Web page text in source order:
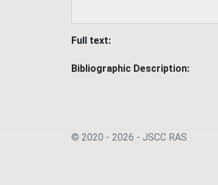
Full text:
Bibliographic Description:
© 2020 - 2026 - JSСC RAS